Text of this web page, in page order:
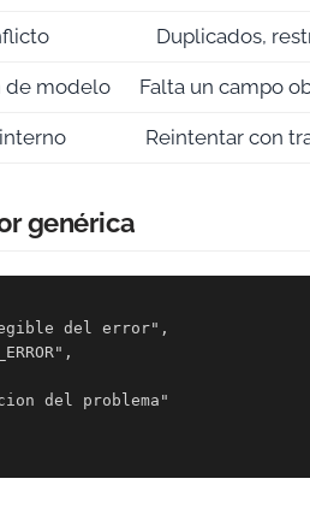
Duplicados,
de modelo Falta un campo
Reintentar con
genérica
del error",
del problema"